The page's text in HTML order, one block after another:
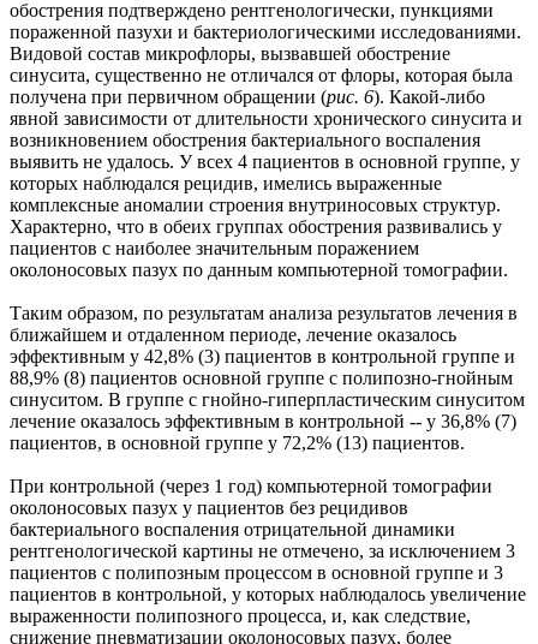
обострения подтверждено рентгенологически, пункциями
пораженной пазухи и бактериологическими исследованиями.
Видовой состав микрофлоры, вызвавшей обострение
синусита, существенно не отличался от флоры, которая была
получена при первичном обращении (рис. 6). Какой-либо
явной зависимости от длительности хронического синусита и
возникновением обострения бактериального воспаления
выявить не удалось. У всех 4 пациентов в основной группе, у
которых наблюдался рецидив, имелись выраженные
комплексные аномалии строения внутриносовых структур.
Характерно, что в обеих группах обострения развивались у
пациентов с наиболее значительным поражением
околоносовых пазух по данным компьютерной томографии.
Таким образом, по результатам анализа результатов лечения в
ближайшем и отдаленном периоде, лечение оказалось
эффективным у 42,8% (3) пациентов в контрольной группе и
88,9% (8) пациентов основной группе с полипозно-гнойным
синуситом. В группе с гнойно-гиперпластическим синуситом
лечение оказалось эффективным в контрольной -- у 36,8% (7)
пациентов, в основной группе у 72,2% (13) пациентов.
При контрольной (через 1 год) компьютерной томографии
околоносовых пазух у пациентов без рецидивов
бактериального воспаления отрицательной динамики
рентгенологической картины не отмечено, за исключением 3
пациентов с полипозным процессом в основной группе и 3
пациентов в контрольной, у которых наблюдалось увеличение
выраженности полипозного процесса, и, как следствие,
снижение пневматизации околоносовых пазух, более